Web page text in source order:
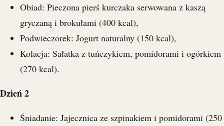
Obiad: Pieczona pierś kurczaka serwowana z kaszą
gryczaną i brokułami (400 kcal),
Podwieczorek: Jogurt naturalny (150 kcal),
Kolacja: Sałatka z tuńczykiem, pomidorami i ogórkiem
(270 kcal).
Dzień 2
Śniadanie: Jajecznica ze szpinakiem i pomidorami (250